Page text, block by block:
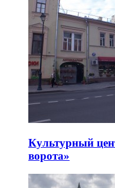
Культурный
ворота»